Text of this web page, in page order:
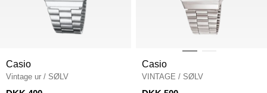
Casio
Vintage ur / SØLV
Casio
VINTAGE / SØLV